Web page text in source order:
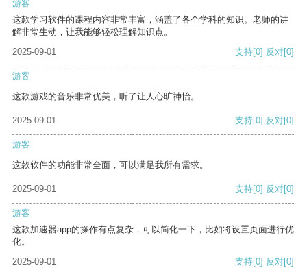
游客
这款学习软件的课程内容非常丰富，涵盖了各个学科的知识。老师的讲
解非常生动，让我能够轻松理解知识点。
2025-09-01
支持[0] 反对[0]
游客
这款游戏的音乐非常优美，听了让人心旷神怡。
2025-09-01 支持[0] 反对[0]
游客
这款软件的功能非常全面，可以满足我所有需求。
2025-09-01 支持[0] 反对[0]
游客
这款加速器app的操作有点复杂，可以简化一下，比如将设置页面进行优
化。
2025-09-01
支持[0] 反对[0]